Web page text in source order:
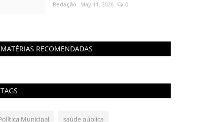
Redação May 11, 2026 0
MATÉRIAS RECOMENDADAS
TAGS
Municipal saúde pública